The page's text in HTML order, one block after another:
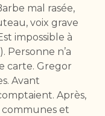
mal rasée,
voix grave
impossible à
Personne n’a
carte. Gregor
Avant
Après,
communes et